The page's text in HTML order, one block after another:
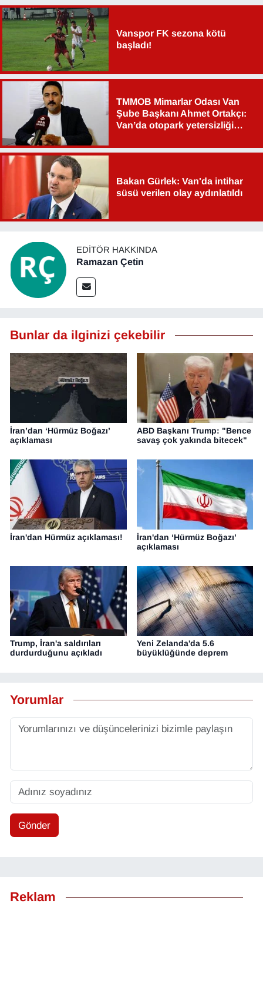
Vanspor FK sezona kötü
başladı!
TMMOB Mimarlar Odası Van
Şube Başkanı Ahmet Ortakçı:
Van’da otopark yetersizliği
Bakan Gürlek: Van'da intihar
süsü verilen olay aydınlatıldı
EDITÖR HAKKINDA
Ramazan Çetin
Bunlar da ilginizi çekebilir
İran’dan ‘Hürmüz Boğazı’
açıklaması
ABD Başkanı Trump: "Bence
savaş çok yakında bitecek"
İran'dan Hürmüz açıklaması!
İran'dan ‘Hürmüz Boğazı’
açıklaması
Trump, İran'a saldırıları
durdurduğunu açıkladı
Yeni Zelanda'da 5.6
büyüklüğünde deprem
Yorumlar
Gönder
Reklam